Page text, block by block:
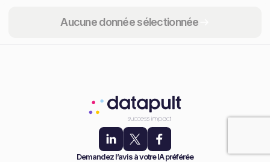
Aucune donnée sélectionnée
Partager
Demandez l’avis à votre IA préférée